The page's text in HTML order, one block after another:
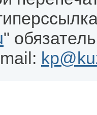
"